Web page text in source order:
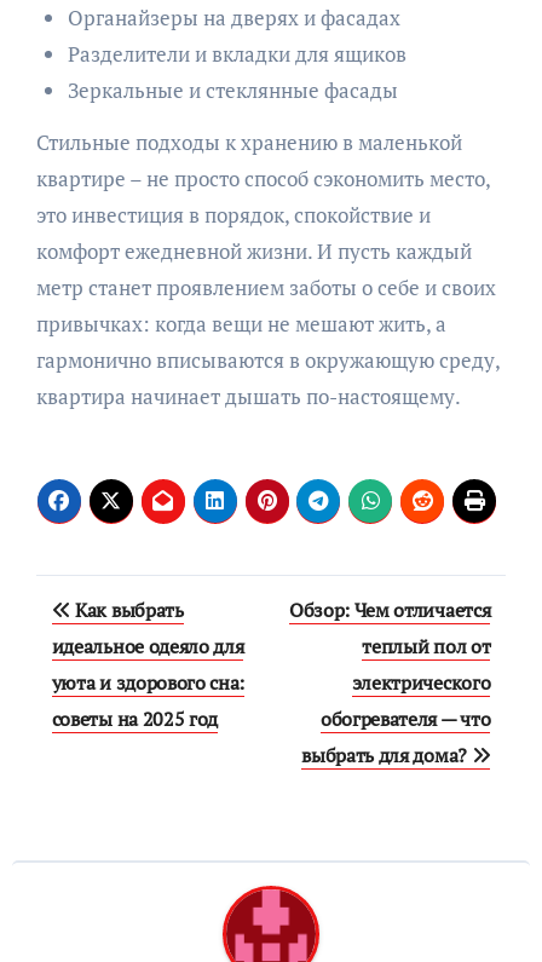
Органайзеры на дверях и фасадах
Разделители и вкладки для ящиков
Зеркальные и стеклянные фасады
Стильные подходы к хранению в маленькой
квартире – не просто способ сэкономить место,
это инвестиция в порядок, спокойствие и
комфорт ежедневной жизни. И пусть каждый
метр станет проявлением заботы о себе и своих
привычках: когда вещи не мешают жить, а
гармонично вписываются в окружающую среду,
квартира начинает дышать по-настоящему.
Навигация
по
записям
Как выбрать
идеальное одеяло для
уюта и здорового сна:
советы на 2025 год
Обзор: Чем отличается
теплый пол от
электрического
обогревателя — что
выбрать для дома?